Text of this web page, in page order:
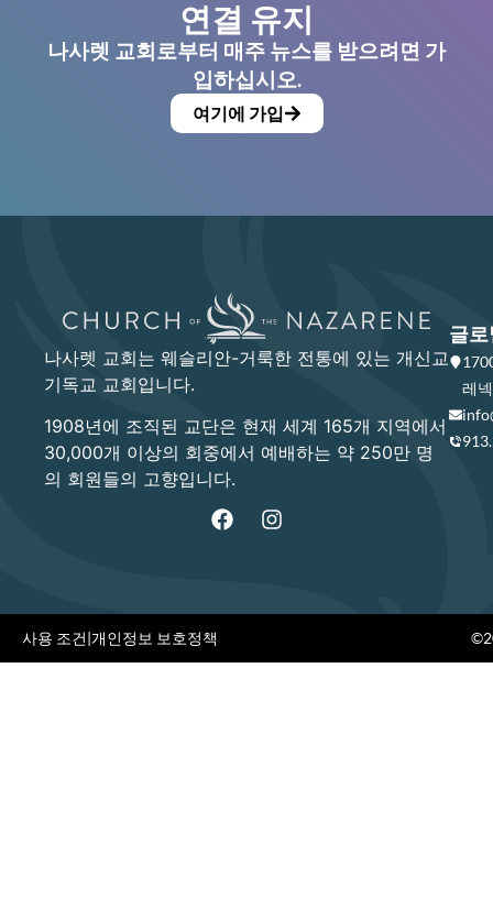
연결 유지
나사렛 교회로부터 매주 뉴스를 받으려면 가
입하십시오.
여기에 가입
나사렛 교회는 웨슬리안-거룩한 전통에 있는 개신교
기독교 교회입니다.
1908년에 조직된 교단은 현재 세계 165개 지역에서
30,000개 이상의 회중에서 예배하는 약 250만 명
의 회원들의 고향입니다.
글로
레
사용 조건|개인정보 보호정책